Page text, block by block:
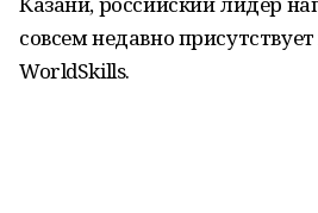
совсем недавно
WorldSkills.